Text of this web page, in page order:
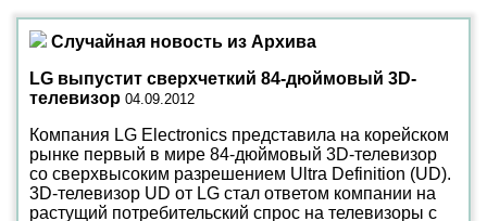
Случайная новость из Архива
LG выпустит сверхчеткий 84-дюймовый 3D-
телевизор 04.09.2012
Компания LG Electronics представила на корейском
рынке первый в мире 84-дюймовый 3D-телевизор
со сверхвысоким разрешением Ultra Definition (UD).
3D-телевизор UD от LG стал ответом компании на
растущий потребительский спрос на телевизоры с